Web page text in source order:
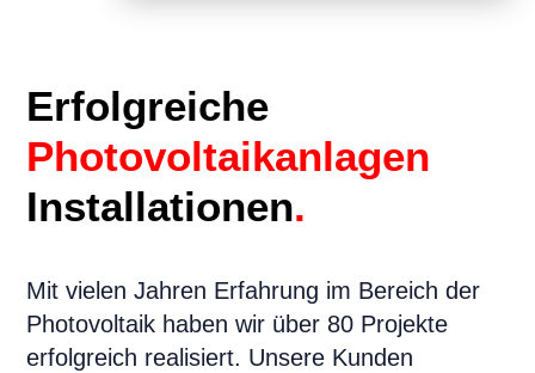
Erfolgreiche
Photovoltaikanlagen
Installationen.
Mit vielen Jahren Erfahrung im Bereich der
Photovoltaik haben wir über 80 Projekte
erfolgreich realisiert. Unsere Kunden